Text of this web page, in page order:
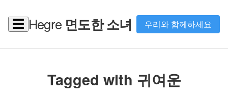
☰ Hegre 면도한 소녀 우리와 함께하세요
Tagged with 귀여운